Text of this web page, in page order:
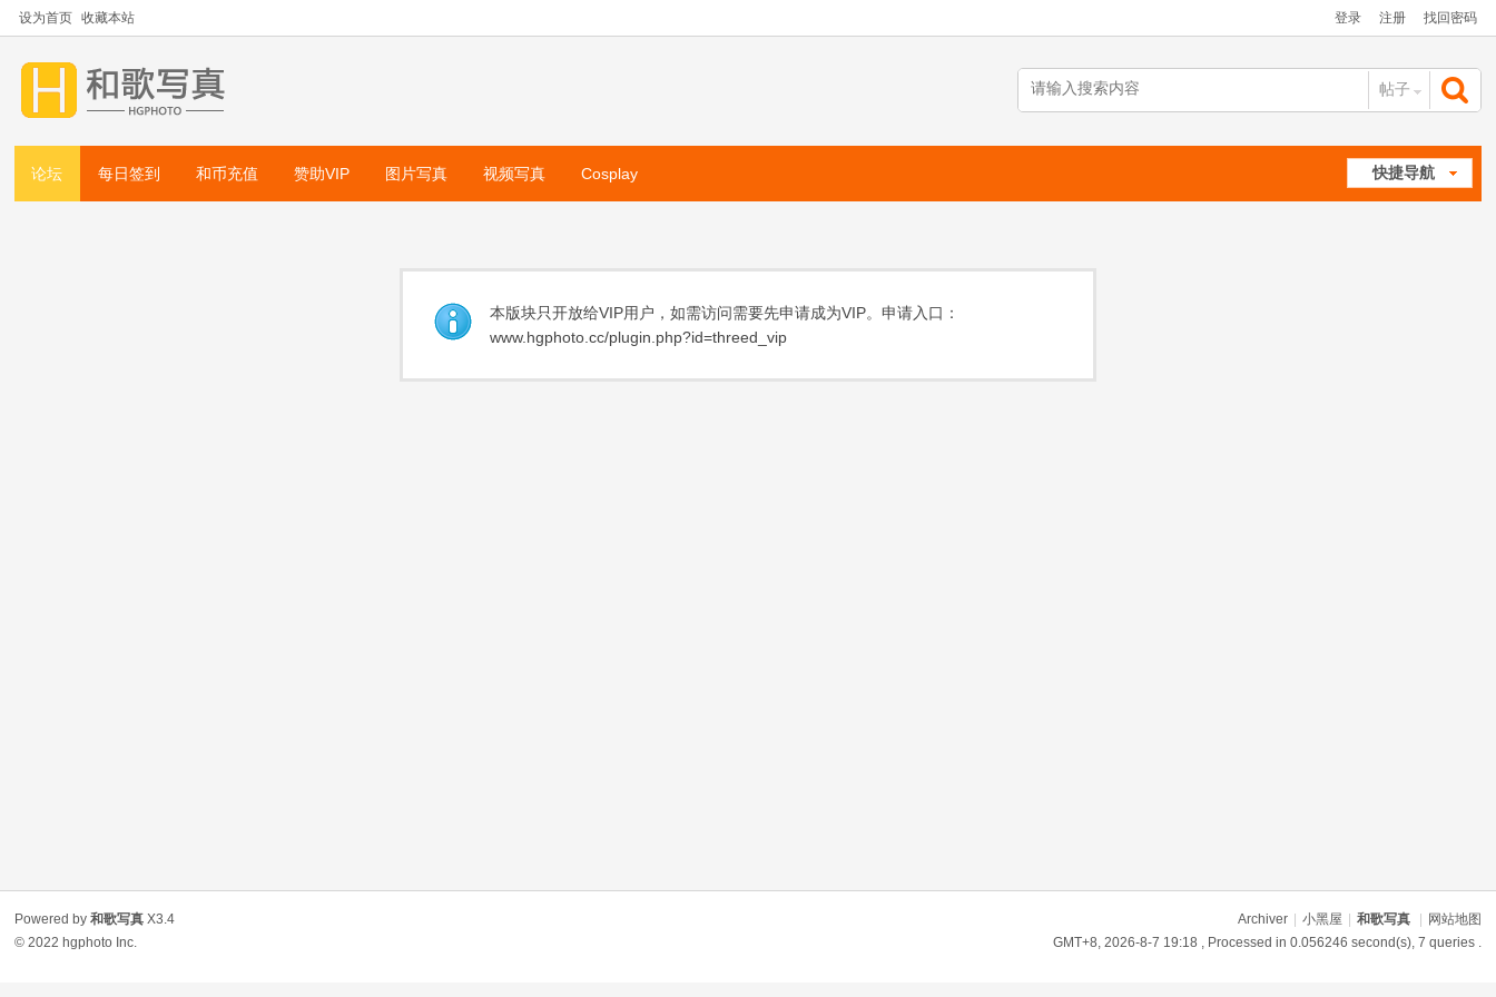
设为首页 收藏本站 登录 注册 找回密码
帖子
快捷导航
论坛 每日签到 和币充值 赞助VIP 图片写真 视频写真 Cosplay
本版块只开放给VIP用户，如需访问需要先申请成为VIP。申请入口：
www.hgphoto.cc/plugin.php?id=threed_vip
Archiver 小黑屋 和歌写真
网站地图
GMT+8, 2026-8-7 19:18 , Processed in 0.056246 second(s), 7 queries .
Powered by和歌写真 X3.4
© 2022 hgphoto Inc.